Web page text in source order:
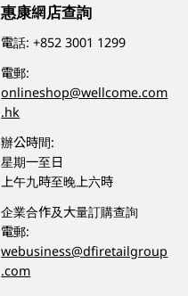
惠康網店查詢
電話:+852 3001 1299
電郵:
onlineshop@wellcome.com
.hk
辦公時間:
星期一至日
上午九時至晚上六時
企業合作及大量訂購查詢
電郵:
webusiness@dfiretailgroup
.com